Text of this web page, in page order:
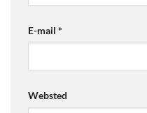
E-mail *
Websted